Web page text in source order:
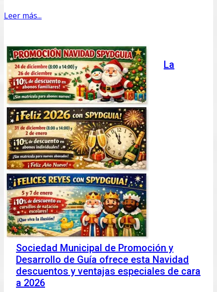
Leer más...
La
Sociedad Municipal de Promoción y
Desarrollo de Guía ofrece esta Navidad
descuentos y ventajas especiales de cara
a 2026